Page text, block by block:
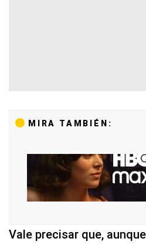
MIRA TAMBIÉN:
Vale precisar que,